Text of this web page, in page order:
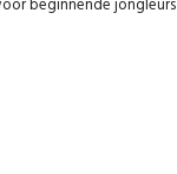
beginnende jongleurs